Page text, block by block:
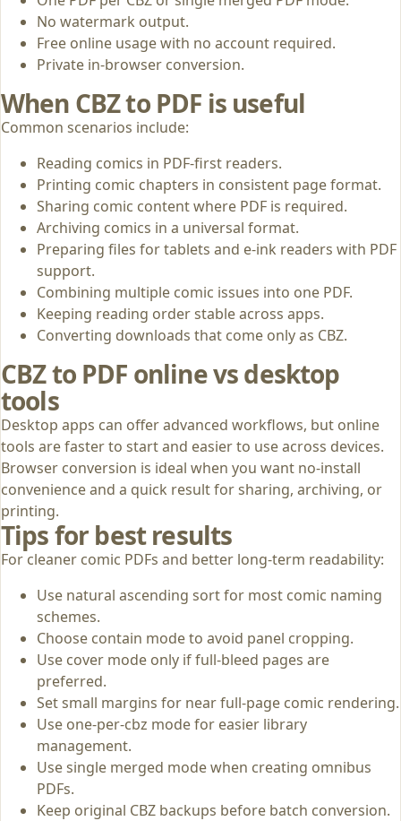
No watermark output.
Free online usage with no account required.
Private in-browser conversion.
When CBZ to PDF is useful
Common scenarios include:
Reading comics in PDF-first readers.
Printing comic chapters in consistent page format.
Sharing comic content where PDF is required.
Archiving comics in a universal format.
Preparing files for tablets and e-ink readers with PDF
support.
Combining multiple comic issues into one PDF.
Keeping reading order stable across apps.
Converting downloads that come only as CBZ.
CBZ to PDF online vs desktop
tools
Desktop apps can offer advanced workflows, but online
tools are faster to start and easier to use across devices.
Browser conversion is ideal when you want no-install
convenience and a quick result for sharing, archiving, or
printing.
Tips for best results
For cleaner comic PDFs and better long-term readability:
Use natural ascending sort for most comic naming
schemes.
Choose contain mode to avoid panel cropping.
Use cover mode only if full-bleed pages are
preferred.
Set small margins for near full-page comic rendering.
Use one-per-cbz mode for easier library
management.
Use single merged mode when creating omnibus
PDFs.
Keep original CBZ backups before batch conversion.